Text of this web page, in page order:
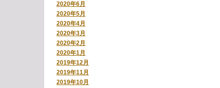
2020年6月
2020年5月
2020年4月
2020年3月
2020年2月
2020年1月
2019年12月
2019年11月
2019年10月